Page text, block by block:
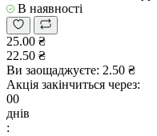
В наявності
25.00 ₴
22.50 ₴
Ви заощаджуєте: 2.50 ₴
Акція закінчиться через:
00
днів
: